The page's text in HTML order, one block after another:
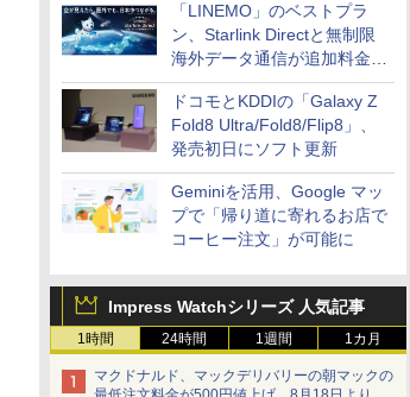
「LINEMO」のベストプラ
ン、Starlink Directと無制限
海外データ通信が追加料金な
しに
ドコモとKDDIの「Galaxy Z
Fold8 Ultra/Fold8/Flip8」、
発売初日にソフト更新
Geminiを活用、Google マッ
プで「帰り道に寄れるお店で
コーヒー注文」が可能に
Impress Watchシリーズ 人気記事
1時間 24時間 1週間 1カ月
マクドナルド、マックデリバリーの朝マックの